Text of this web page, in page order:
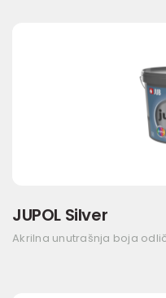
JUPOL Silver
Akrilna unutrašnja boja